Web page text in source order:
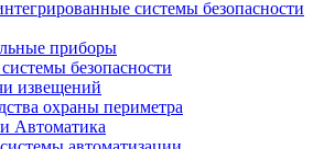
системы безопасноcти
приборы
безопасности
извещений
охраны периметра
Автоматика